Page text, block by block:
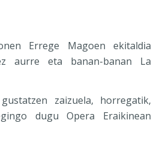
Errege Magoen ekitaldia
aurre eta banan-banan La
zaizuela, horregatik,
dugu Opera Eraikinean